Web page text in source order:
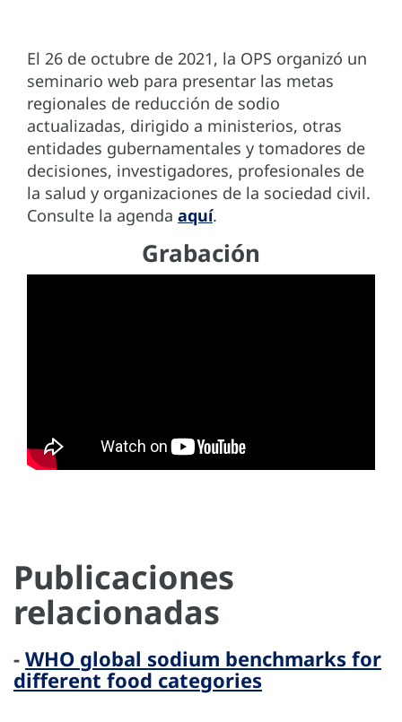
El 26 de octubre de 2021, la OPS organizó un
seminario web para presentar las metas
regionales de reducción de sodio
actualizadas, dirigido a ministerios, otras
entidades gubernamentales y tomadores de
decisiones, investigadores, profesionales de
la salud y organizaciones de la sociedad civil.
Consulte la agenda aquí.
Grabación
Publicaciones
relacionadas
- WHO global sodium benchmarks for
different food categories